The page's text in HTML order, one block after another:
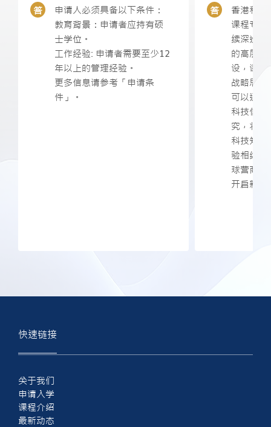
申请人必须具备以下条件：
教育背景：申请者应持有硕
士学位。
工作经验: 申请者需要至少12
年以上的管理经验。
更多信息请参考「申请条
件」。
香港科技
课程专为
续深造的
的高层管
设，课程
战略思维
可以通过
科技信息
究，将世
科技知识
验相结合
球营商环
开启新思
快速链接
关于我们
申请入学
课程介绍
最新动态